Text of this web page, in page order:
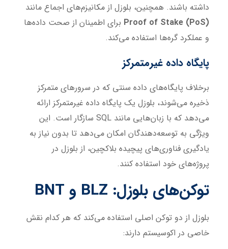
داشته باشند. همچنین، بلوزل از مکانیزم‌های اجماع مانند
Proof of Stake (PoS) برای اطمینان از صحت داده‌ها
و عملکرد گره‌ها استفاده می‌کند.
پایگاه داده غیرمتمرکز
برخلاف پایگاه‌های داده سنتی که در سرورهای متمرکز
ذخیره می‌شوند، بلوزل یک پایگاه داده غیرمتمرکز ارائه
می‌دهد که با زبان‌هایی مانند SQL سازگار است. این
ویژگی به توسعه‌دهندگان امکان می‌دهد تا بدون نیاز به
یادگیری فناوری‌های پیچیده بلاکچین، از بلوزل در
پروژه‌های خود استفاده کنند.
توکن‌های بلوزل: BLZ و
بلوزل از دو توکن اصلی استفاده می‌کند که هر کدام نقش
خاصی در اکوسیستم دارند: